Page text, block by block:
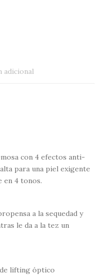
adicional
con 4 efectos anti-
para una piel exigente
en 4 tonos.
a la sequedad y
le da a la tez un
lifting óptico